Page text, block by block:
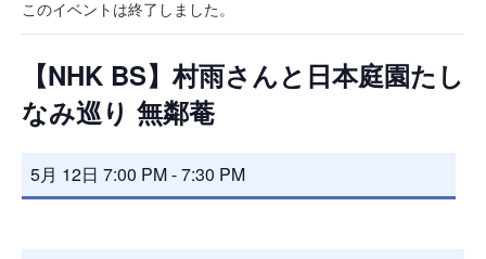
このイベントは終了しました。
【NHK BS】村雨さんと日本庭園たし
なみ巡り 無鄰菴
5月 12日 7:00 PM-7:30 PM